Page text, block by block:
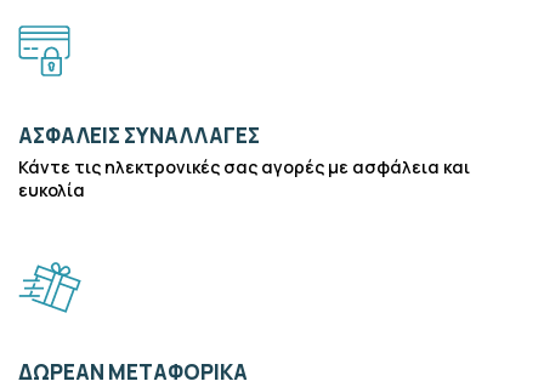
ΑΣΦΑΛΕΙΣ ΣΥΝΑΛΛΑΓΕΣ
Κάντε τις ηλεκτρονικές σας αγορές με ασφάλεια και
ευκολία
ΔΩΡΕΑΝ ΜΕΤΑΦΟΡΙΚΑ